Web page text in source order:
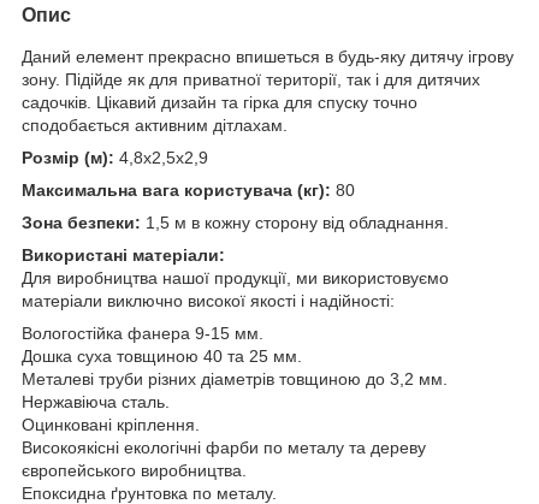
Опис
Даний елемент прекрасно впишеться в будь-яку дитячу ігрову
зону. Підійде як для приватної території, так і для дитячих
садочків. Цікавий дизайн та гірка для спуску точно
сподобається активним дітлахам.
Розмір (м): 4,8х2,5х2,9
Максимальна вага користувача (кг): 80
Зона безпеки: 1,5 м в кожну сторону від обладнання.
Використані матеріали:
Для виробництва нашої продукції, ми використовуємо
матеріали виключно високої якості і надійності:
Вологостійка фанера 9-15 мм.
Дошка суха товщиною 40 та 25 мм.
Металеві труби різних діаметрів товщиною до 3,2 мм.
Нержавіюча сталь.
Оцинковані кріплення.
Високоякісні екологічні фарби по металу та дереву
європейського виробництва.
Епоксидна ґрунтовка по металу.